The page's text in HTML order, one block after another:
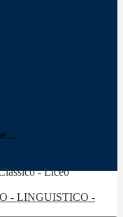
- LINGUISTICO -